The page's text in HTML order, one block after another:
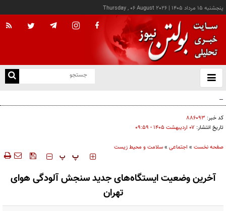
پنجشنبه ۱۵ مرداد ۱۴۰۵ |
Thursday , 06 August 2026
باز
و
افزایش ۷۰ درصدی یارانه مراکز توانبخشی
کد خبر: ۸۸۶۰۹۳
تاریخ انتشار: ۰۷ ارديبهشت ۱۴۰۵ - ۰۹:۵۹
صفحه نخست » اجتماعی »سلامت و محیط زیست
‍‍‍ پ پ
آخرین وضعیت ایستگاه‌های جدید سنجش آلودگی هوای
تهران